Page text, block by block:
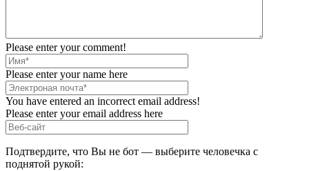
Please enter your comment!
Please enter your name here
You have entered an incorrect email address!
Please enter your email address here
Подтвердите, что Вы не бот — выберите человечка с
поднятой рукой: